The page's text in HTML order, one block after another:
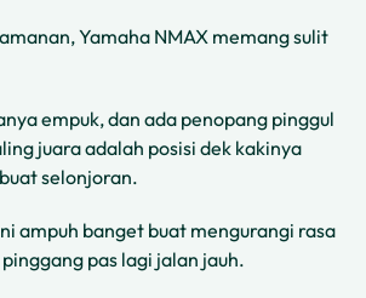
Yamaha NMAX memang sulit
empuk, dan ada penopang pinggul
juara adalah posisi dek kakinya
selonjoran.
ampuh banget buat mengurangi rasa
pas lagi jalan jauh.